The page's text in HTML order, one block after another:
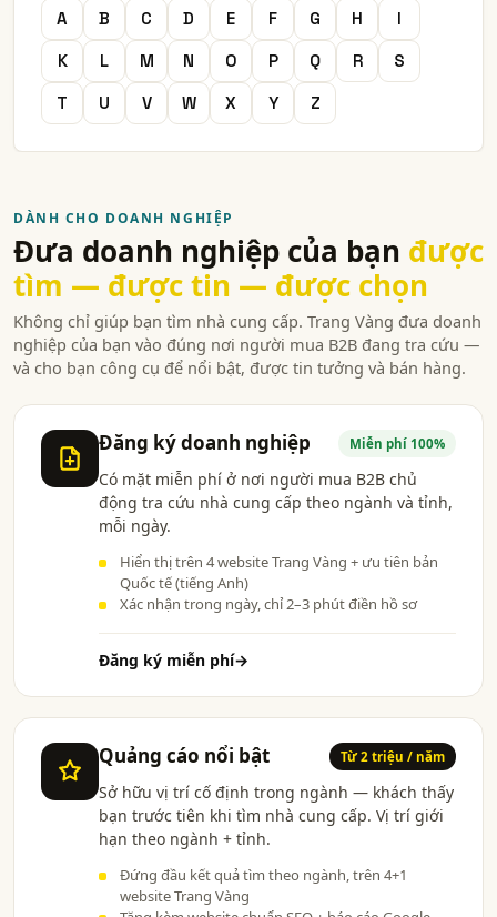
A B C D E F G H
I
K
L M N O P Q R
S
T
U V W X Y Z
DÀNH CHO DOANH NGHIỆP
Đưa doanh nghiệp của bạn được
tìm — được tin — được chọn
Không chỉ giúp bạn tìm nhà cung cấp. Trang Vàng đưa doanh
nghiệp của bạn vào đúng nơi người mua B2B đang tra cứu —
và cho bạn công cụ để nổi bật, được tin tưởng và bán hàng.
Đăng ký doanh nghiệp Miễn phí 100%
Có mặt miễn phí ở nơi người mua B2B chủ
động tra cứu nhà cung cấp theo ngành và tỉnh,
mỗi ngày.
Hiển thị trên 4 website Trang Vàng + ưu tiên bản
Quốc tế (tiếng Anh)
Xác nhận trong ngày, chỉ 2–3 phút điền hồ sơ
Đăng ký miễn phí→
Quảng cáo nổi bật Từ 2 triệu / năm
Sở hữu vị trí cố định trong ngành — khách thấy
bạn trước tiên khi tìm nhà cung cấp. Vị trí giới
hạn theo ngành + tỉnh.
Đứng đầu kết quả tìm theo ngành, trên 4+1
website Trang Vàng